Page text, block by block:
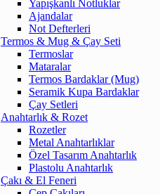
Yapışkanlı Notluklar
Ajandalar
Not Defterleri
Termos & Mug & Çay Seti
Termoslar
Mataralar
Termos Bardaklar (Mug)
Seramik Kupa Bardaklar
Çay Setleri
Anahtarlık & Rozet
Rozetler
Metal Anahtarlıklar
Özel Tasarım Anahtarlık
Plastolu Anahtarlık
Çakı & El Feneri